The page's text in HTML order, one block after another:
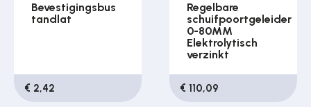
Bevestigingsbus
tandlat
€ 2,42
Regelbare
schuifpoortgeleider
0-80MM
Elektrolytisch
verzinkt
€ 110,09